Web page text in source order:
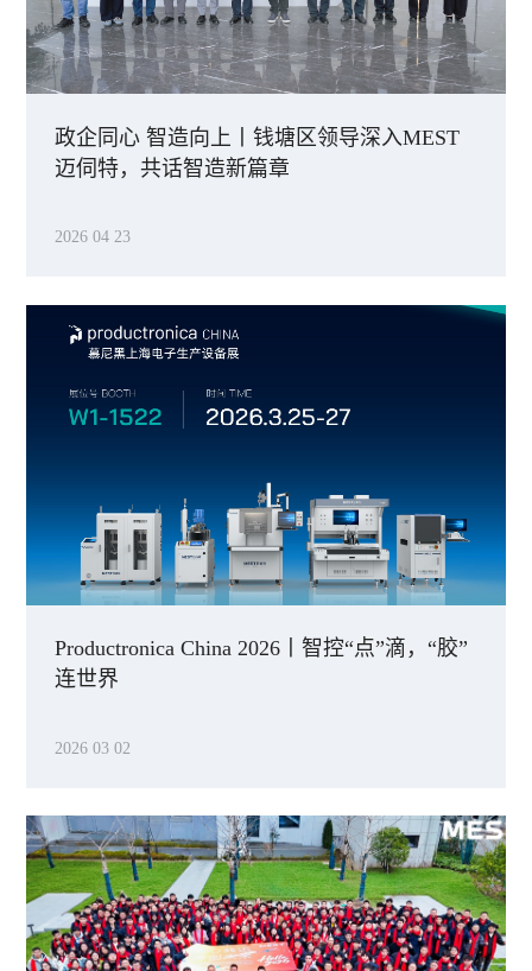
政企同心 智造向上丨钱塘区领导深入MEST
迈伺特，共话智造新篇章
2026 04 23
Productronica China 2026丨智控“点”滴，“胶”
连世界
2026 03 02